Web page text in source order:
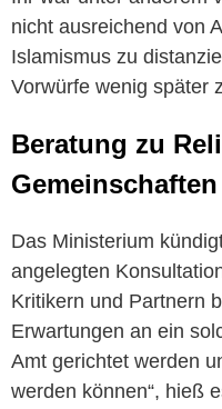
nicht ausreichend von
Islamismus zu
Vorwürfe wenig später
Beratung zu
Das Ministerium
angelegten
Kritikern und Partnern
Erwartungen an ein
Amt gerichtet werden
werden können“, hieß